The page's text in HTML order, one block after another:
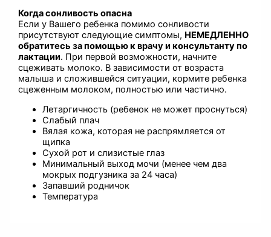
Когда сонливость опасна
Если у Вашего ребенка помимо сонливости
присутствуют следующие симптомы, НЕМЕДЛЕННО
обратитесь за помощью к врачу и консультанту по
лактации. При первой возможности, начните
сцеживать молоко. В зависимости от возраста
малыша и сложившейся ситуации, кормите ребенка
сцеженным молоком, полностью или частично.
Летаргичность (ребенок не может проснуться)
Слабый плач
Вялая кожа, которая не распрямляется от
щипка
Сухой рот и слизистые глаз
Минимальный выход мочи (менее чем два
мокрых подгузника за 24 часа)
Запавший родничок
Температура